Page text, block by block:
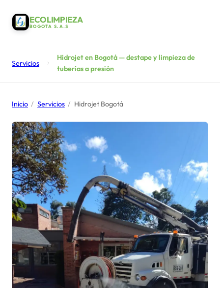
ECOLIMPIEZA
BOGOTA S.A.S
Servicios
Hidrojet en Bogotá — destape y limpieza de
tuberías a presión
Inicio / Servicios / Hidrojet Bogotá